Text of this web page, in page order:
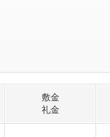
敷金
礼金